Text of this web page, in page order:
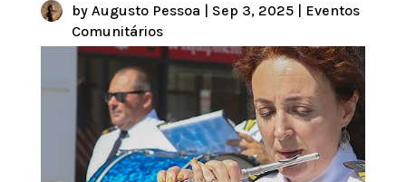
by Augusto Pessoa | Sep 3, 2025| Eventos
Comunitários